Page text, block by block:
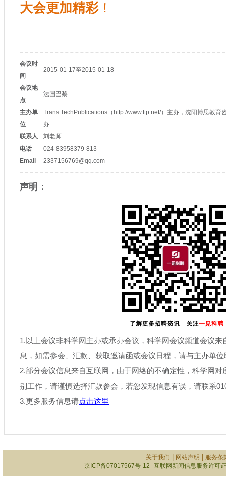
大会更加精彩！
会议时
间
2015-01-17至2015-01-18
会议地
点
法国巴黎
主办单
位
Trans TechPublications（http://www.ttp.net/）主办，沈阳博思教育
办
联系人
刘老师
电话
024-83958379-813
Email
2337156769@qq.com
声明：
1.以上会议非科学网主办或承办会议，科学网会议频道会议
息，如需参会、汇款、获取邀请函或会议日程，请与主办单位
2.部分会议信息来自互联网，由于网络的不确定性，科学网
别工作，请谨慎选择汇款参会，若您发现信息有误，请联系
3.更多服务信息请点击这里
关于我们 网站声明
服务条
京ICP备07017567号-12
互联网新闻信息服务许可证